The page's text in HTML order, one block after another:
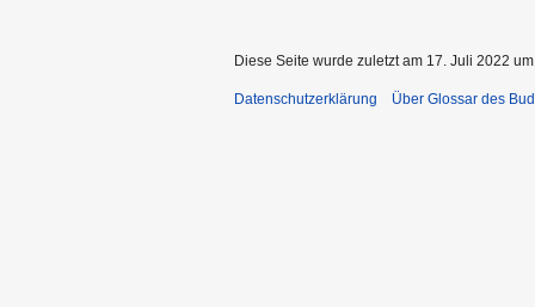
Diese Seite wurde zuletzt am 17. Juli 2022
Datenschutzerklärung Über Glossar des